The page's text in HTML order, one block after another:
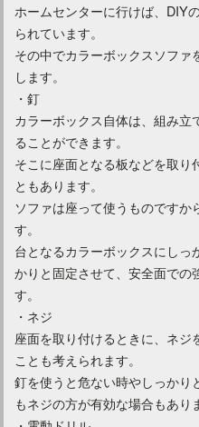
個性的なソファもおしゃれに！
和室にソファを置いてみよう！
ホームセンターに行けば、DIY
られています。
その中でカラーボックスソフ
します。
・釘
カラーボックス自体は、組み
ることができます。
そこに座面となる板などを取り
ともあります。
ソファは座って使うものです
す。
台となるカラーボックスにしっ
かりと固定させて、安全面での
す。
・ネジ
座面を取り付けるときに、ネ
ことも考えられます。
釘を使うと危ない時やしっかり
もネジの方が有効な場合もあり